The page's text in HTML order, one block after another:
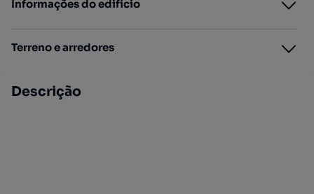
Informações do edifício
Terreno e arredores
Descrição